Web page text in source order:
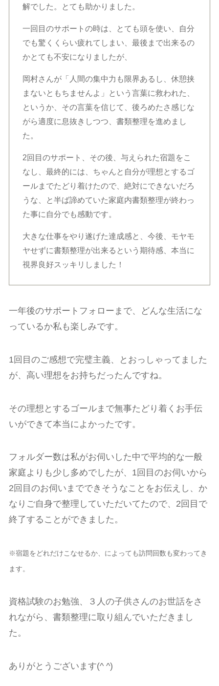
解でした。とても助かりました。
一回目のサポートの時は、とても頭を使い、自分
でも驚くくらい疲れてしまい、最後まで出来るの
かとても不安になりましたが、
岡村さんが「人間の集中力も限界あるし、休憩挟
まないともちませんよ」という言葉に救われた、
というか、その言葉を信じて、後ろめたさ感じな
がら適度に息抜きしつつ、書類整理を進めまし
た。
2回目のサポート、その後、与えられた宿題をこ
なし、最終的には、ちゃんと自分が理想とするゴ
ールまでたどり着けたので、絶対にできないだろ
うな、と半ば諦めていた家庭内書類整理が終わっ
た事に自分でも感動です。
大きな仕事をやり遂げた達成感と、今後、モヤモ
ヤせずに書類整理が出来るという期待感、本当に
視界良好スッキリしました！
一年後のサポートフォローまで、どんな生活にな
っているか私も楽しみです。
1回目のご感想で完璧主義、とおっしゃってました
が、高い理想をお持ちだったんですね。
その理想とするゴールまで無事たどり着くお手伝
いができて本当によかったです。
フォルダー数は私がお伺いした中で平均的な一般
家庭よりも少し多めでしたが、1回目のお伺いから
2回目のお伺いまでできそうなことをお伝えし、か
なりご自身で整理していただいてたので、2回目で
終了することができました。
※宿題をどれだけこなせるか、によっても訪問回数も変わってき
ます。
資格試験のお勉強、３人の子供さんのお世話をさ
れながら、書類整理に取り組んでいただきまし
た。
ありがとうございます(^ ^)